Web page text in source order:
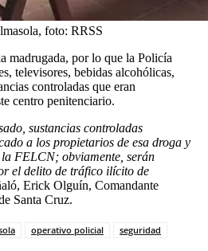
foto: RRSS
madrugada, por lo que la Policía
televisores, bebidas alcohólicas,
controladas que eran
centro penitenciario.
sustancias controladas
a los propietarios de esa droga y
FELCN; obviamente, serán
el delito de tráfico ilícito de
Erick Olguín, Comandante
Santa Cruz.
operativo policial seguridad